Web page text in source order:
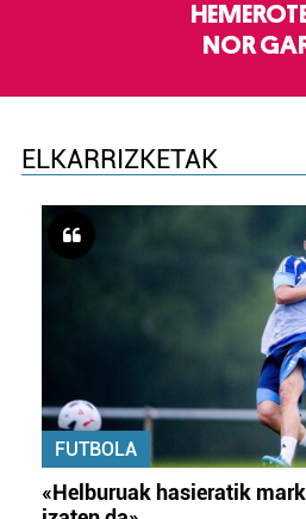
NOR
ELKARRIZKETAK
FUTBOLA
«Helburuak hasieratik